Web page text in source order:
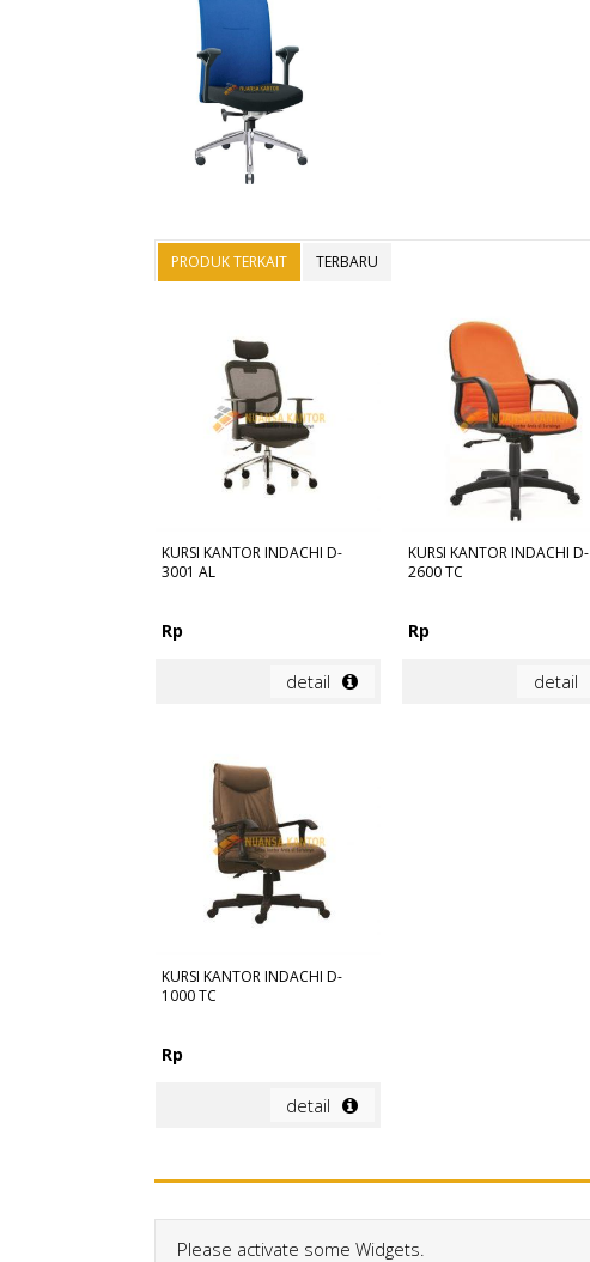
PRODUK TERKAIT TERBARU
KURSI KANTOR INDACHI D-
3001 AL
Rp
detail
KURSI KANTOR INDACHI D-
2600 TC
Rp
detail
KURSI KANTOR INDACHI D-
1000 TC
Rp
detail
Please activate some Widgets.